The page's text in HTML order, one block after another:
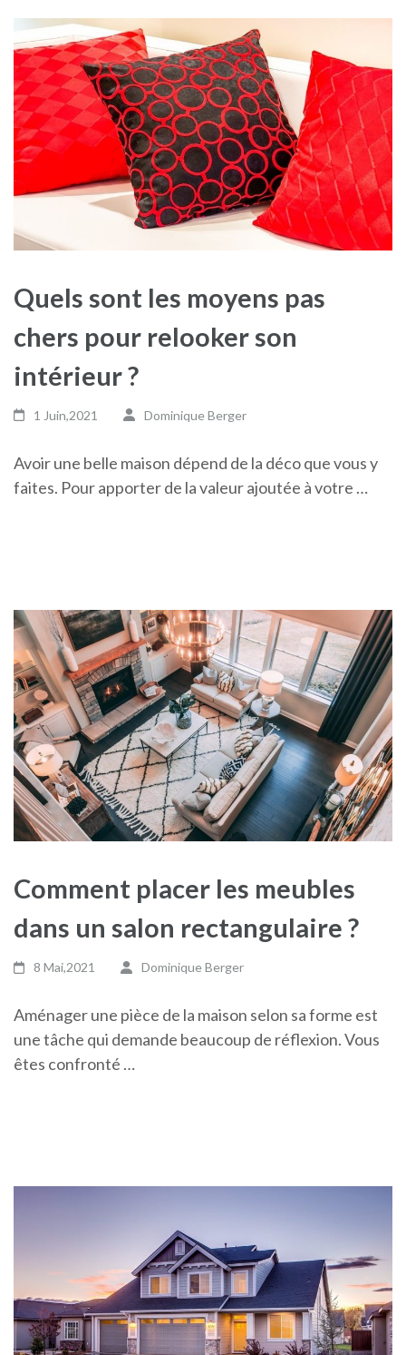
Quels sont les moyens pas
chers pour relooker son
intérieur ?
1 Juin,2021 Dominique Berger
Avoir une belle maison dépend de la déco que vous y
faites. Pour apporter de la valeur ajoutée à votre …
Comment placer les meubles
dans un salon rectangulaire ?
8 Mai,2021 Dominique Berger
Aménager une pièce de la maison selon sa forme est
une tâche qui demande beaucoup de réflexion. Vous
êtes confronté …